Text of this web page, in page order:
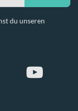
du unseren